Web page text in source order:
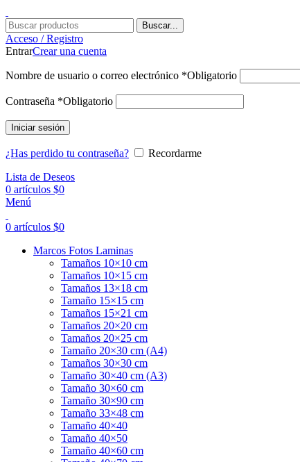
Buscar...
Acceso / Registro
EntrarCrear una cuenta
Nombre de usuario o correo electrónico *Obligatorio
Contraseña *Obligatorio
Iniciar sesión
¿Has perdido tu contraseña?
Recordarme
Lista de Deseos
0 artículos $0
Menú
0 artículos $0
Marcos Fotos Laminas
Tamaños 10×10 cm
Tamaños 10×15 cm
Tamaños 13×18 cm
Tamaño 15×15 cm
Tamaños 15×21 cm
Tamaños 20×20 cm
Tamaños 20×25 cm
Tamaño 20×30 cm (A4)
Tamaños 30×30 cm
Tamaño 30×40 cm (A3)
Tamaño 30×60 cm
Tamaño 30×90 cm
Tamaño 33×48 cm
Tamaño 40×40
Tamaño 40×50
Tamaño 40×60 cm